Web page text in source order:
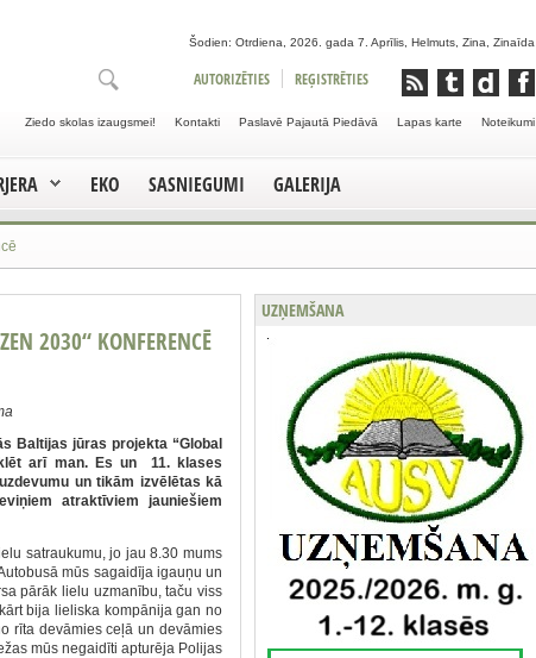
Šodien: Otrdiena, 2026. gada 7. Aprīlis, Helmuts, Zina, Zinaīda
REĢISTRĒTIES
AUTORIZĒTIES
Noteikumi
Lapas karte
Paslavē Pajautā Piedāvā
Kontakti
Ziedo skolas izaugsmei!
EKO SASNIEGUMI GALERIJA
2030“ KONFERENCĒ
Baltijas jūras projekta “Global
arī man. Es un 11. klases
un tikām izvēlētas kā
atraktīviem jauniešiem
satraukumu, jo jau 8.30 mums
mūs sagaidīja igauņu un
pārāk lielu uzmanību, taču viss
bija lieliska kompānija gan no
rīta devāmies ceļā un devāmies
mūs negaidīti apturēja Polijas
UZŅEMŠANA